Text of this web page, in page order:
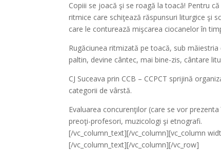
Copiii se joacă şi se roagă la toacă! Pentru
ritmice care schiţează răspunsuri liturgice şi
care le conturează mişcarea ciocanelor în
Rugăciunea ritmizată pe toacă, sub
paltin, devine cântec, mai bine-zis, cântare
CJ Suceava prin CCB – CCPCT sprijină
categorii de vârstă.
Evaluarea concurenţilor (care se vor
preoţi-profesori, muzicologi şi etnografi.
[/vc_column_text][/vc_column][vc_column
[/vc_column_text][/vc_column][/vc_row]